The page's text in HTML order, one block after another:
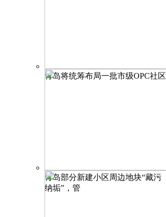
青岛将统筹布局一批市级OPC社区
青岛部分新建小区周边地块“藏污
纳垢”，管